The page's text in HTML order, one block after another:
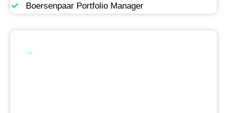
Boersenpaar Portfolio Manager